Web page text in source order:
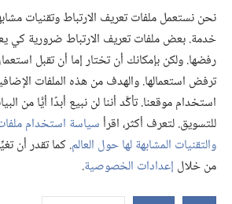
نحن نستعمل ملفات تعريف الارتباط وتقنيات
خدمة. بعض ملفات تعريف الارتباط ضرورية كي
رفضها. ولكن بإمكانك أن تختار إما أن تقبل
ترفض استعمالها. والهدف من هذه الملفات
استخدام موقعنا. تأكَّد أننا لن نبيع أبدًا أيًّا من
للتسويق. لتعرف أكثر، اقرأسياسة استخدام
والتقنيات المشابهة لها حول العالم. كما تقدر أن
من خلال إعدادات الخصوصية.
(يفتح
نافذة
جديدة) تطبيق ®
JW Library
مكتبة برج المراقبة
Tower Bible and Tract Society of Pennsylvania
شروط الاستخدام |